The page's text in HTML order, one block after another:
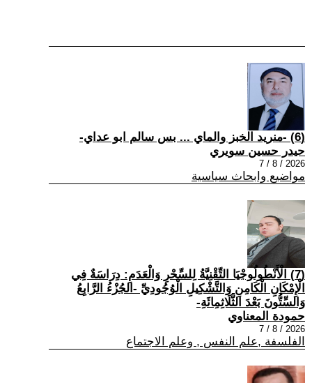
(6) -منريد الخبز والماي ... بس سالم ابو عداي-
حيدر حسين سويري
2026 / 8 / 7
مواضيع وابحاث سياسية
(7) الْأَنْطُولُوجْيَا التِّقْنِيَّةُ لِلسِّحْرِ وَالْعَدَمِ: دِرَاسَةٌ فِي
الْإِمْكَانِ الْكَامِنِ وَالتَّشْكِيلِ الْوُجُودِيِّ -الجُزْءُ الرَّابِعُ
وَالسِّتُّونَ بَعْدَ الثَّلَاثِمِائَةِ-
حمودة المعناوي
2026 / 8 / 7
الفلسفة ,علم النفس , وعلم الاجتماع